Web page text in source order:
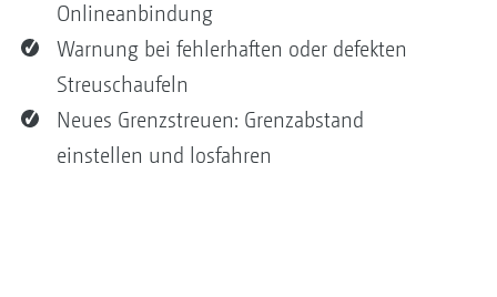
Onlineanbindung
Warnung bei fehlerhaften oder defekten
Streuschaufeln
Neues Grenzstreuen: Grenzabstand
einstellen und losfahren